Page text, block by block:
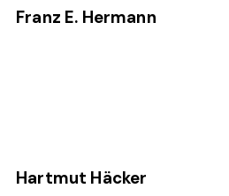
Franz E. Hermann
Hartmut Häcker